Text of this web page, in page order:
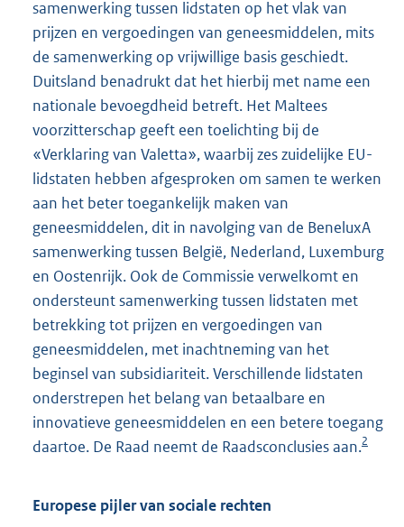
samenwerking tussen lidstaten op het vlak van
prijzen en vergoedingen van geneesmiddelen, mits
de samenwerking op vrijwillige basis geschiedt.
Duitsland benadrukt dat het hierbij met name een
nationale bevoegdheid betreft. Het Maltees
voorzitterschap geeft een toelichting bij de
«Verklaring van Valetta», waarbij zes zuidelijke EU-
lidstaten hebben afgesproken om samen te werken
aan het beter toegankelijk maken van
geneesmiddelen, dit in navolging van de BeneluxA
samenwerking tussen België, Nederland, Luxemburg
en Oostenrijk. Ook de Commissie verwelkomt en
ondersteunt samenwerking tussen lidstaten met
betrekking tot prijzen en vergoedingen van
geneesmiddelen, met inachtneming van het
beginsel van subsidiariteit. Verschillende lidstaten
onderstrepen het belang van betaalbare en
innovatieve geneesmiddelen en een betere toegang
daartoe. De Raad neemt de Raadsconclusies aan.2
Europese pijler van sociale rechten